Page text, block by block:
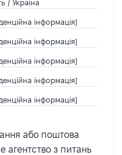
/ Україна
інформація]
інформація]
інформація]
інформація]
інформація]
або поштова
агентство з питань